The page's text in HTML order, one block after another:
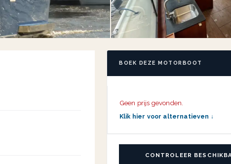
BOEK DEZE MOTORBOOT
Geen prijs gevonden.
Klik hier voor alternatieven ↓
CONTROLEER